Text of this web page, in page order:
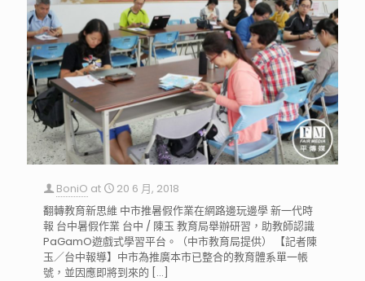
BoniO at
20 6 月, 2018
翻轉教育新思維 中市推暑假作業在網路邊玩邊學 新一代時
報 台中暑假作業 台中 / 陳玉 教育局舉辦研習，助教師認識
PaGamO遊戲式學習平台。（中市教育局提供） 【記者陳
玉／台中報導】中市為推廣本市已整合的教育體系單一帳
號，並因應即將到來的 […]